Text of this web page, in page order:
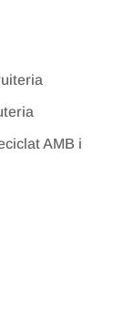
AMB i